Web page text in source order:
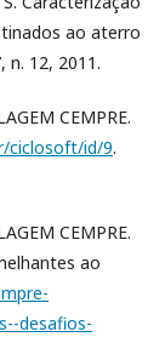
ao aterro
n. 12, 2011.
CEMPRE.
ciclosoft/id/9.
CEMPRE.
ao
desafios-